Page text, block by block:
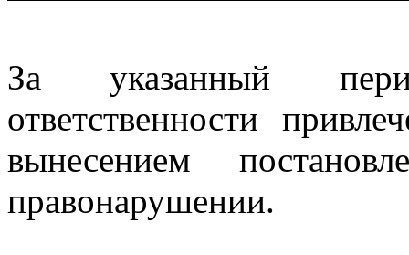
За указанный
ответственности
вынесением
правонарушении.